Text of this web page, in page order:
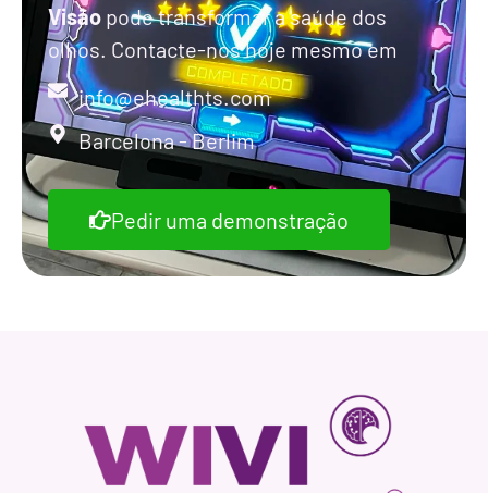
Visão pode transformar a saúde dos
olhos. Contacte-nos hoje mesmo em
info@ehealthts.com
Barcelona - Berlim
Pedir uma demonstração